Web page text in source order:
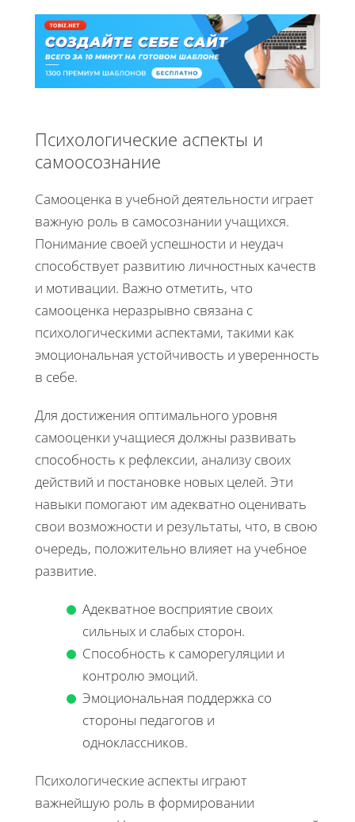
Психологические аспекты и
самоосознание
Самооценка в учебной деятельности играет
важную роль в самосознании учащихся.
Понимание своей успешности и неудач
способствует развитию личностных качеств
и мотивации. Важно отметить, что
самооценка неразрывно связана с
психологическими аспектами, такими как
эмоциональная устойчивость и уверенность
в себе.
Для достижения оптимального уровня
самооценки учащиеся должны развивать
способность к рефлексии, анализу своих
действий и постановке новых целей. Эти
навыки помогают им адекватно оценивать
свои возможности и результаты, что, в свою
очередь, положительно влияет на учебное
развитие.
Адекватное восприятие своих
сильных и слабых сторон.
Способность к саморегуляции и
контролю эмоций.
Эмоциональная поддержка со
стороны педагогов и
одноклассников.
Психологические аспекты играют
важнейшую роль в формировании